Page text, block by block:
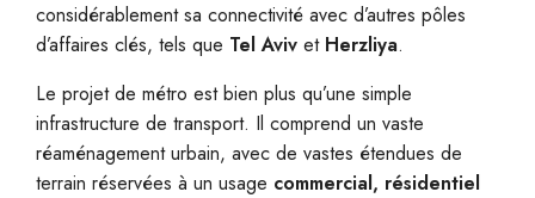
considérablement sa connectivité avec d’autres pôles
d’affaires clés, tels que Tel Aviv et Herzliya.
Le projet de métro est bien plus qu’une simple
infrastructure de transport. Il comprend un vaste
réaménagement urbain, avec de vastes étendues de
terrain réservées à un usage commercial, résidentiel